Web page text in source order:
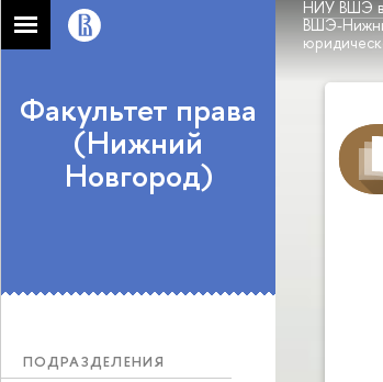
НИУ ВШЭ
ВШЭ-
Факультет права
(Нижний
Новгород)
ПОДРАЗДЕЛЕНИЯ